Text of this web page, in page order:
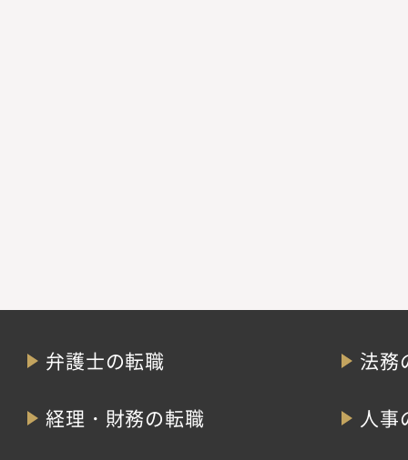
弁護士の転職 法務
経理・財務の転職 人事